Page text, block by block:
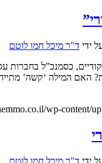
ידי ד"ר מיכל חמו לוטם
כסמנכ”ל בחברות
האם המילה ‘קשה’
wp-content/
ידי ד"ר מיכל חמו לוטם